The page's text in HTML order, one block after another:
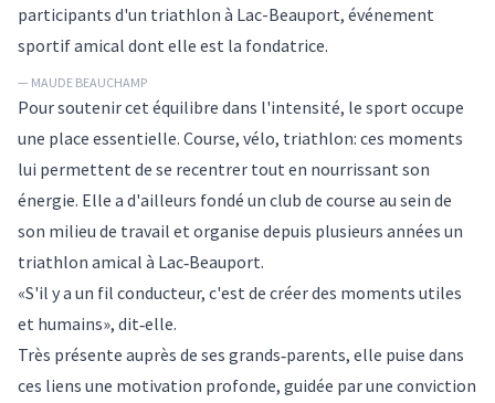
participants d'un triathlon à Lac-Beauport, événement
sportif amical dont elle est la fondatrice.
— MAUDE BEAUCHAMP
Pour soutenir cet équilibre dans l'intensité, le sport occupe
une place essentielle. Course, vélo, triathlon: ces moments
lui permettent de se recentrer tout en nourrissant son
énergie. Elle a d'ailleurs fondé un club de course au sein de
son milieu de travail et organise depuis plusieurs années un
triathlon amical à Lac‑Beauport.
«S'il y a un fil conducteur, c'est de créer des moments utiles
et humains», dit‑elle.
Très présente auprès de ses grands‑parents, elle puise dans
ces liens une motivation profonde, guidée par une conviction